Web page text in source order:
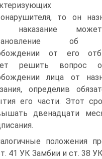
то он
наказание
об
от его
решить вопрос о
лица от
определив
его части. Этот
двенадцати
положения
41 УК Замбии и ст. 38